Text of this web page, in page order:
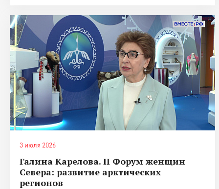
3 июля 2026
Галина Карелова. II Форум женщин
Севера: развитие арктических
регионов